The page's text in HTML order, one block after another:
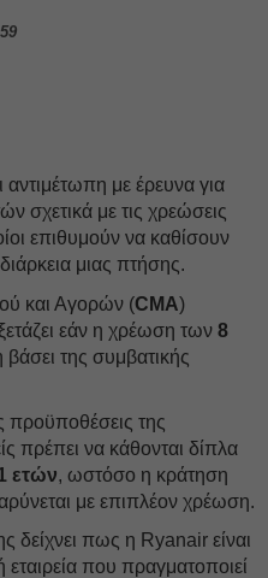
αντιμέτωπη με έρευνα για
σχετικά με τις χρεώσεις
επιθυμούν να καθίσουν
μιας πτήσης.
και Αγορών (CMA)
εάν η χρέωση των 8
βάσει της συμβατικής
προϋποθέσεις της
πρέπει να κάθονται δίπλα
ετών, ωστόσο η κράτηση
με επιπλέον χρέωση.
δείχνει πως η Ryanair είναι
που πραγματοποιεί